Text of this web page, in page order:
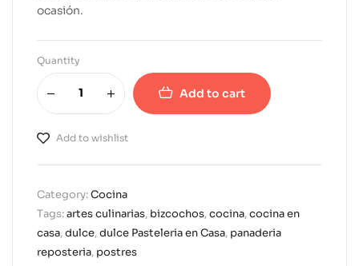
ocasión.
Quantity
Add to cart
Add to wishlist
A
l
e
n
a
t
i
Category:Cocina
Tags:artes culinarias, bizcochos,cocina,cocina en
casa,dulce,dulce Pasteleria en Casa, panaderia
reposteria, postres